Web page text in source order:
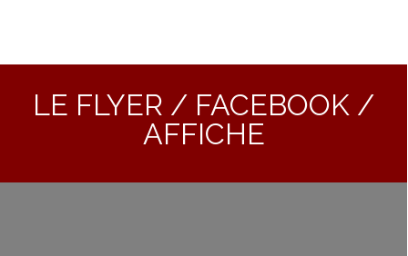
LE FLYER / FACEBOOK /
AFFICHE